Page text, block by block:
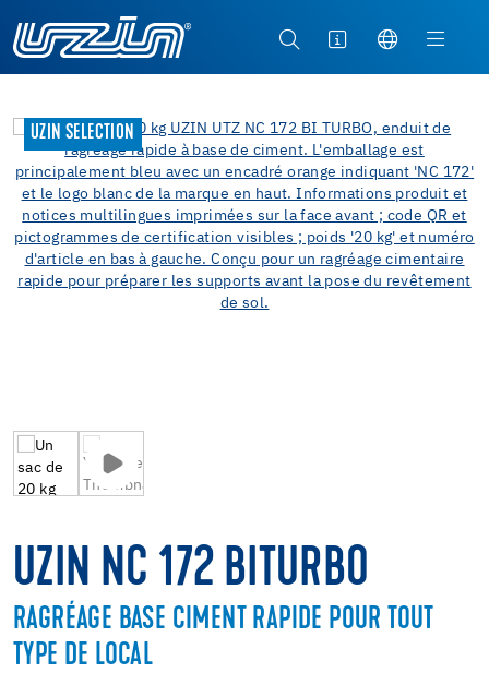
UZIN SELECTION
UZIN NC 172 BITURBO
RAGRÉAGE BASE CIMENT RAPIDE POUR TOUT
TYPE DE LOCAL